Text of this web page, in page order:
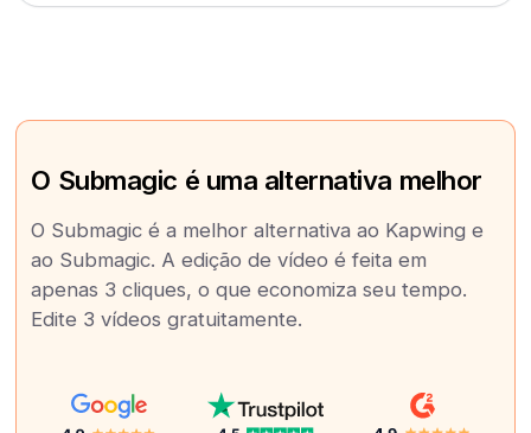
O Submagic é uma alternativa melhor
O Submagic é a melhor alternativa ao Kapwing e
ao Submagic. A edição de vídeo é feita em
apenas 3 cliques, o que economiza seu tempo.
Edite 3 vídeos gratuitamente.